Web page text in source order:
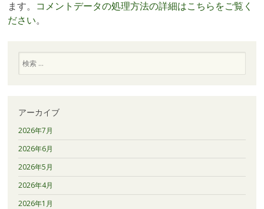
ます。 コメントデータの処理方法の詳細はこちらをご覧く
ださい。
索
アーカイブ
2026年7月
2026年6月
2026年5月
2026年4月
2026年1月